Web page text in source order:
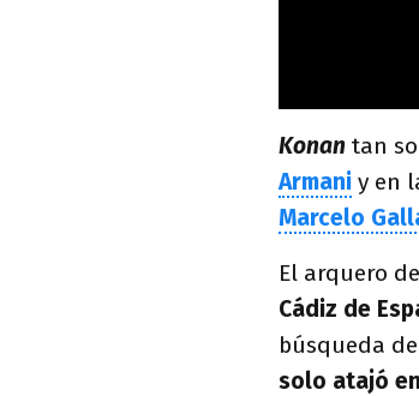
Konan tan
Armani y en
Marcelo
El arquero de
Cádiz de
búsqueda
solo atajó